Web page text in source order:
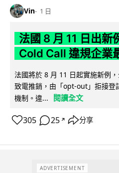
Vin 1 日
法國 8 月 11 日出新
Cold Call 違規企業
法國將於 8 月 11 日起實施新例
致電推銷，由「opt-out」拒接登
機制。違...
閱讀全文
305 25 ↗ 分享
ADVERTISEMENT